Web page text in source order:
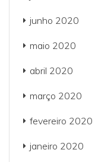
junho 2020
maio 2020
abril 2020
março 2020
fevereiro 2020
janeiro 2020